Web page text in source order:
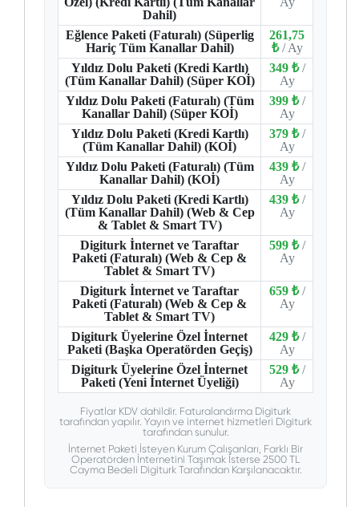
Dahil)
Eğlence Paketi (Faturalı) (Süperlig
Hariç Tüm Kanallar Dahil)
261,75
₺ / Ay
Yıldız Dolu Paketi (Kredi Kartlı)
(Tüm Kanallar Dahil) (Süper KOİ)
349 ₺ /
Ay
Yıldız Dolu Paketi (Faturalı) (Tüm
Kanallar Dahil) (Süper KOİ)
399 ₺ /
Ay
Yıldız Dolu Paketi (Kredi Kartlı)
(Tüm Kanallar Dahil) (KOİ)
379 ₺ /
Ay
Yıldız Dolu Paketi (Faturalı) (Tüm
Kanallar Dahil) (KOİ)
439 ₺ /
Ay
Yıldız Dolu Paketi (Kredi Kartlı)
(Tüm Kanallar Dahil) (Web & Cep
& Tablet & Smart TV)
439 ₺ /
Ay
Digiturk İnternet ve Taraftar
Paketi (Faturalı) (Web & Cep &
Tablet & Smart TV)
599 ₺ /
Ay
Digiturk İnternet ve Taraftar
Paketi (Faturalı) (Web & Cep &
Tablet & Smart TV)
659 ₺ /
Ay
Digiturk Üyelerine Özel İnternet
Paketi (Başka Operatörden Geçiş)
429 ₺ /
Ay
Digiturk Üyelerine Özel İnternet
Paketi (Yeni İnternet Üyeliği)
529 ₺ /
Ay
Fiyatlar KDV dahildir. Faturalandırma Digiturk
tarafından yapılır. Yayın ve internet hizmetleri Digiturk
tarafından sunulur.
İnternet Paketi İsteyen Kurum Çalışanları, Farklı Bir
Operatörden İnternetini Taşımak İsterse 2500 TL
Cayma Bedeli Digiturk Tarafından Karşılanacaktır.